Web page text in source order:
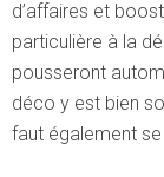
d’affaires et
particulière à la
pousseront
déco y est bien
faut également